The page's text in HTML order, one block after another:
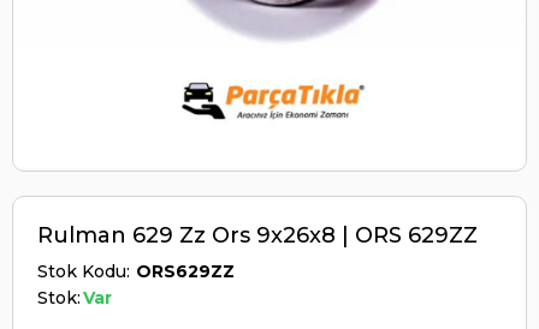
Rulman 629 Zz Ors 9x26x8 | ORS 629ZZ
Stok Kodu ORS629ZZ
Stok:Var